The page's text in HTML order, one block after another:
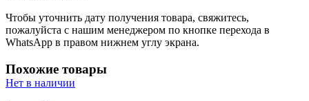
Чтобы уточнить дату получения товара, свяжитесь,
пожалуйста с нашим менеджером по кнопке перехода в
WhatsApp в правом нижнем углу экрана.
Похожие товары
Нет в наличии